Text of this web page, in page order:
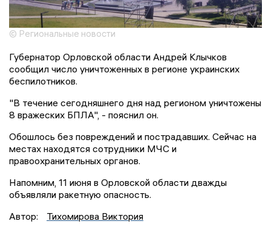
© Региональные новости
Губернатор Орловской области Андрей Клычков
сообщил число уничтоженных в регионе украинских
беспилотников.
"В течение сегодняшнего дня над регионом уничтожены
8 вражеских БПЛА", - пояснил он.
Обошлось без повреждений и пострадавших. Сейчас на
местах находятся сотрудники МЧС и
правоохранительных органов.
Напомним, 11 июня в Орловской области дважды
объявляли ракетную опасность.
Автор:
Тихомирова Виктория